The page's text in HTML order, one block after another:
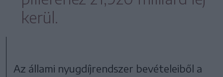
kerül.
Az állami nyugdíjrendszer bevételeiből a